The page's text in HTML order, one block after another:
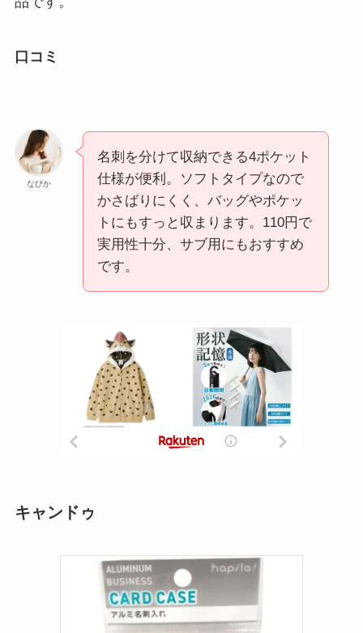
口コミ
なびか
名刺を分けて収納できる4ポケット
仕様が便利。ソフトタイプなので
かさばりにくく、バッグやポケッ
トにもすっと収まります。110円で
実用性十分、サブ用にもおすすめ
です。
キャンドゥ